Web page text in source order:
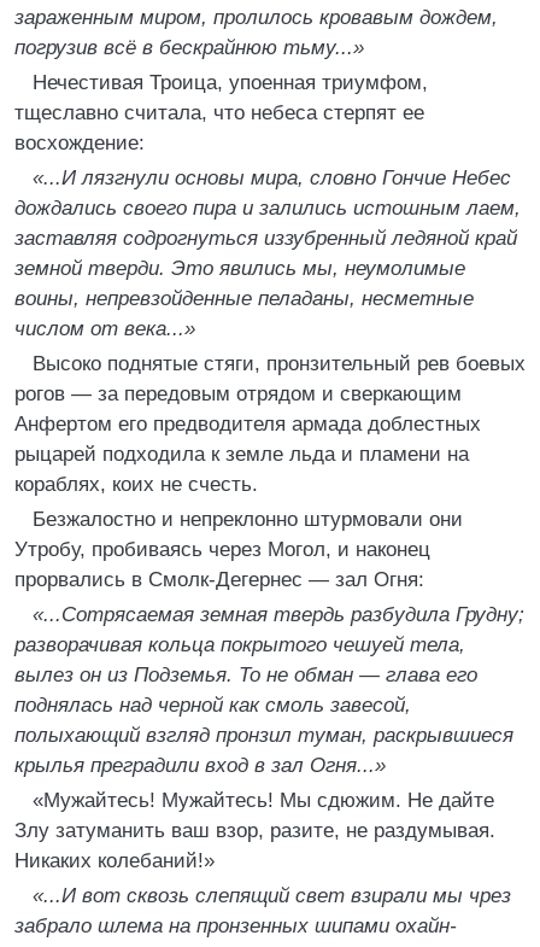
зараженным миром, пролилось кровавым дождем,
погрузив всё в бескрайнюю тьму...»
Нечестивая Троица, упоенная триумфом,
тщеславно считала, что небеса стерпят ее
восхождение:
«...И лязгнули основы мира, словно Гончие Небес
дождались своего пира и залились истошным лаем,
заставляя содрогнуться иззубренный ледяной край
земной тверди. Это явились мы, неумолимые
воины, непревзойденные пеладаны, несметные
числом от века...»
Высоко поднятые стяги, пронзительный рев боевых
рогов — за передовым отрядом и сверкающим
Анфертом его предводителя армада доблестных
рыцарей подходила к земле льда и пламени на
кораблях, коих не счесть.
Безжалостно и непреклонно штурмовали они
Утробу, пробиваясь через Могол, и наконец
прорвались в Смолк-Дегернес — зал Огня:
«...Сотрясаемая земная твердь разбудила Грудну;
разворачивая кольца покрытого чешуей тела,
вылез он из Подземья. То не обман — глава его
поднялась над черной как смоль завесой,
полыхающий взгляд пронзил туман, раскрывшиеся
крылья преградили вход в зал Огня...»
«Мужайтесь! Мужайтесь! Мы сдюжим. Не дайте
Злу затуманить ваш взор, разите, не раздумывая.
Никаких колебаний!»
«...И вот сквозь слепящий свет взирали мы чрез
забрало шлема на пронзенных шипами охайн-